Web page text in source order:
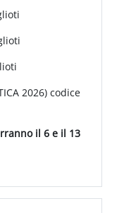
2026) codice
il 6 e il 13